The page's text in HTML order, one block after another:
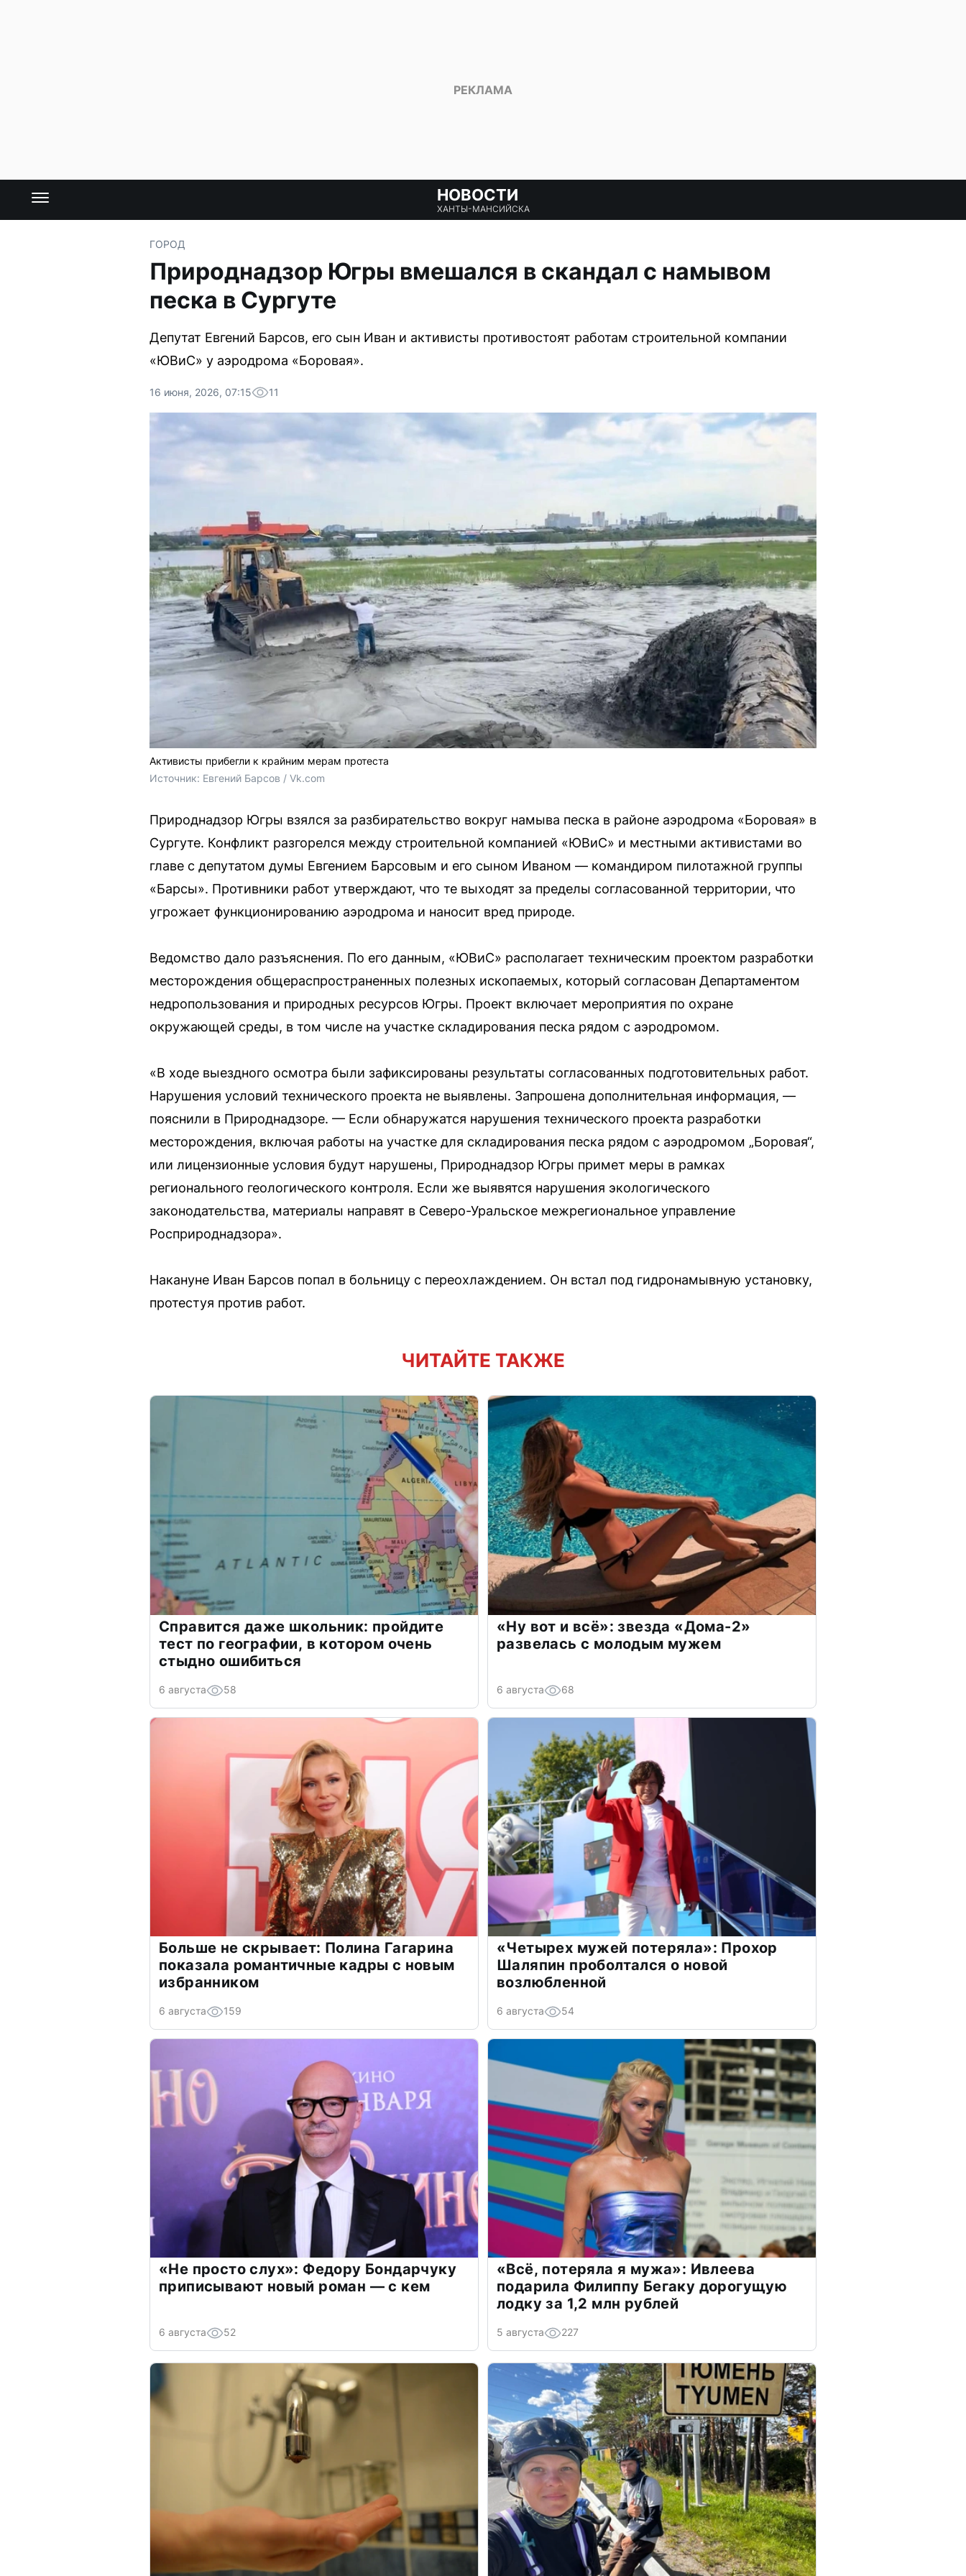
НОВОСТИ
ХАНТЫ-МАНСИЙСКА
ГОРОД
Природнадзор Югры вмешался в скандал с намывом
песка в Сургуте
Депутат Евгений Барсов, его сын Иван и активисты противостоят работам строительной компании
«ЮВиС» у аэродрома «Боровая».
16 июня, 2026, 07:15 11
Активисты прибегли к крайним мерам протеста
Источник: Евгений Барсов / Vk.com
Природнадзор Югры взялся за разбирательство вокруг намыва песка в районе аэродрома «Боровая» в
Сургуте. Конфликт разгорелся между строительной компанией «ЮВиС» и местными активистами во
главе с депутатом думы Евгением Барсовым и его сыном Иваном — командиром пилотажной группы
«Барсы». Противники работ утверждают, что те выходят за пределы согласованной территории, что
угрожает функционированию аэродрома и наносит вред природе.
Ведомство дало разъяснения. По его данным, «ЮВиС» располагает техническим проектом разработки
месторождения общераспространенных полезных ископаемых, который согласован Департаментом
недропользования и природных ресурсов Югры. Проект включает мероприятия по охране
окружающей среды, в том числе на участке складирования песка рядом с аэродромом.
«В ходе выездного осмотра были зафиксированы результаты согласованных подготовительных работ.
Нарушения условий технического проекта не выявлены. Запрошена дополнительная информация, —
пояснили в Природнадзоре. — Если обнаружатся нарушения технического проекта разработки
месторождения, включая работы на участке для складирования песка рядом с аэродромом „Боровая“,
или лицензионные условия будут нарушены, Природнадзор Югры примет меры в рамках
регионального геологического контроля. Если же выявятся нарушения экологического
законодательства, материалы направят в Северо-Уральское межрегиональное управление
Росприроднадзора».
Накануне Иван Барсов попал в больницу с переохлаждением. Он встал под гидронамывную установку,
протестуя против работ.
ЧИТАЙТЕ ТАКЖЕ
Справится даже школьник: пройдите
тест по географии, в котором очень
стыдно ошибиться
6 августа 58
«Ну вот и всё»: звезда «Дома-2»
развелась с молодым мужем
6 августа 68
Больше не скрывает: Полина Гагарина
показала романтичные кадры с новым
избранником
6 августа 159
«Четырех мужей потеряла»: Прохор
Шаляпин проболтался о новой
возлюбленной
6 августа 54
«Не просто слух»: Федору Бондарчуку
приписывают новый роман — с кем
6 августа 52
«Всё, потеряла я мужа»: Ивлеева
подарила Филиппу Бегаку дорогущую
лодку за 1,2 млн рублей
5 августа 227